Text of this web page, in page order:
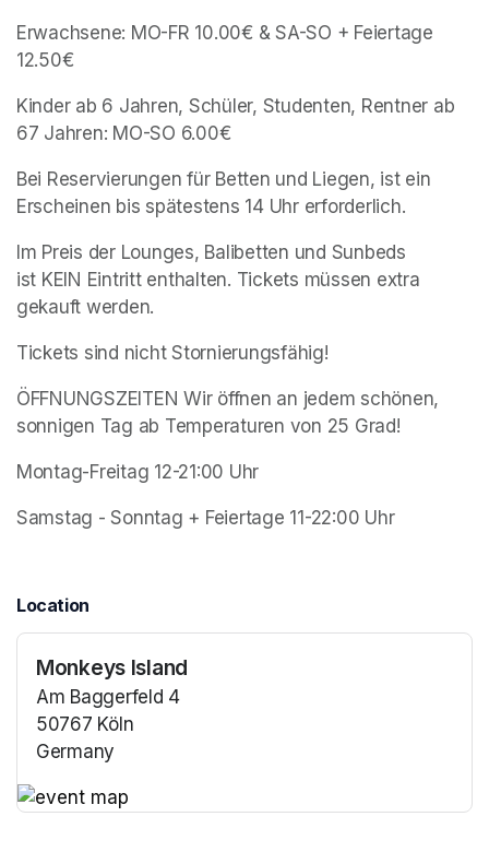
Erwachsene: MO-FR 10.00€ & SA-SO + Feiertage
12.50€
Kinder ab 6 Jahren, Schüler, Studenten, Rentner ab
67 Jahren: MO-SO 6.00€
Bei Reservierungen für Betten und Liegen, ist ein
Erscheinen bis spätestens 14 Uhr erforderlich.
Im Preis der Lounges, Balibetten und Sunbeds
ist KEIN Eintritt enthalten. Tickets müssen extra
gekauft werden.
Tickets sind nicht Stornierungsfähig!
ÖFFNUNGSZEITEN Wir öffnen an jedem schönen,
sonnigen Tag ab Temperaturen von 25 Grad!
Montag-Freitag 12-21:00 Uhr
Samstag - Sonntag + Feiertage 11-22:00 Uhr
Location
Monkeys Island
Am Baggerfeld 4
50767 Köln
Germany